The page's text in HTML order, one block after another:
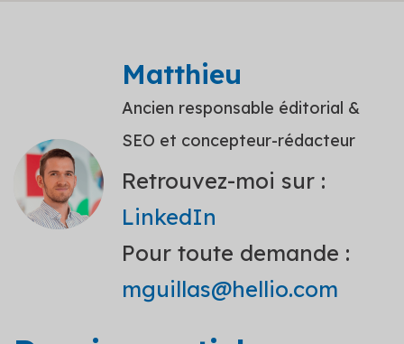
Matthieu
Ancien responsable éditorial &
SEO et concepteur-rédacteur
Retrouvez-moi sur :
LinkedIn
Pour toute demande :
mguillas@hellio.com